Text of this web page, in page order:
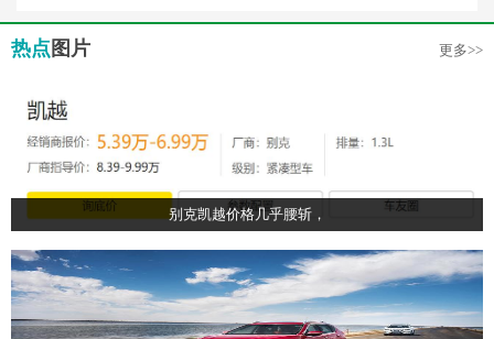
热点 图片 更多>>
别克凯越价格几乎腰斩，